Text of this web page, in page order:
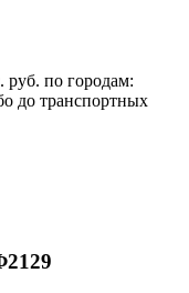
руб. по городам:
до транспортных